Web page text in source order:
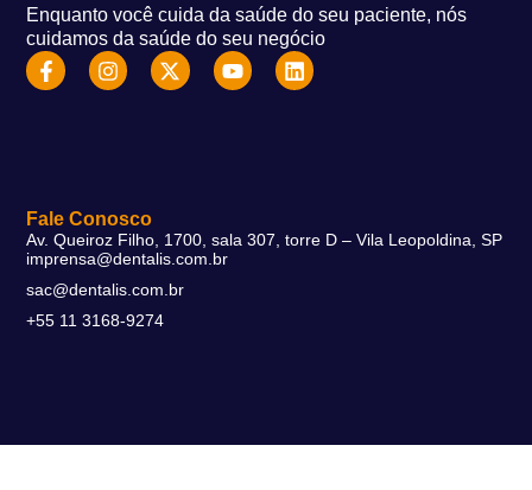
Enquanto você cuida da saúde do seu paciente, nós
cuidamos da saúde do seu negócio
Fale Conosco
Av. Queiroz Filho, 1700, sala 307, torre D – Vila Leopoldina, SP
imprensa@dentalis.com.br
sac@dentalis.com.br
+55 11 3168-9274